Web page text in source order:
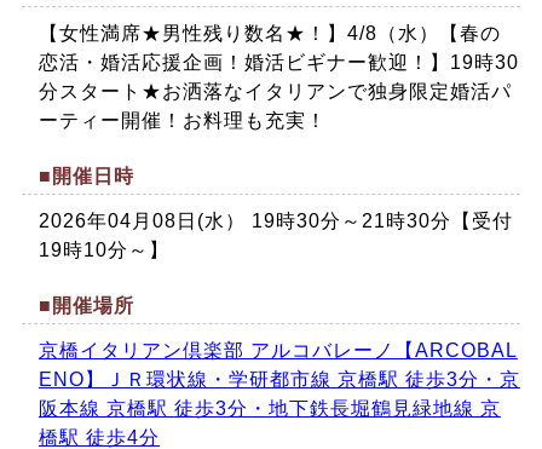
【女性満席★男性残り数名★！】4/8（水）【春の
恋活・婚活応援企画！婚活ビギナー歓迎！】19時30
分スタート★お洒落なイタリアンで独身限定婚活パ
ーティー開催！お料理も充実！
■開催日時
2026年04月08日(水） 19時30分～21時30分【受付
19時10分～】
■開催場所
京橋イタリアン倶楽部 アルコバレーノ【ARCOBAL
ENO】ＪＲ環状線・学研都市線 京橋駅 徒歩3分・京
阪本線 京橋駅 徒歩3分・地下鉄長堀鶴見緑地線 京
橋駅 徒歩4分